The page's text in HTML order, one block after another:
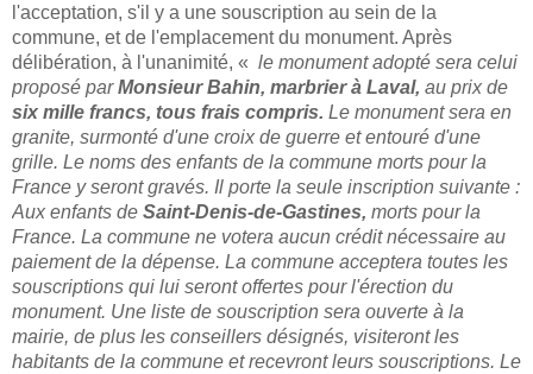
l'acceptation, s'il y a une souscription au sein de la
commune, et de l'emplacement du monument. Après
délibération, à l'unanimité, « le monument adopté sera celui
proposé parMonsieur Bahin, marbrier à Laval, au prix de
six mille francs, tous frais compris. Le monument sera en
granite, surmonté d'une croix de guerre et entouré d'une
grille. Le noms des enfants de la commune morts pour la
France y seront gravés. Il porte la seule inscription suivante :
Aux enfants de Saint-Denis-de-Gastines, morts pour la
France. La commune ne votera aucun crédit nécessaire au
paiement de la dépense. La commune acceptera toutes les
souscriptions qui lui seront offertes pour l'érection du
monument. Une liste de souscription sera ouverte à la
mairie, de plus les conseillers désignés, visiteront les
habitants de la commune et recevront leurs souscriptions. Le